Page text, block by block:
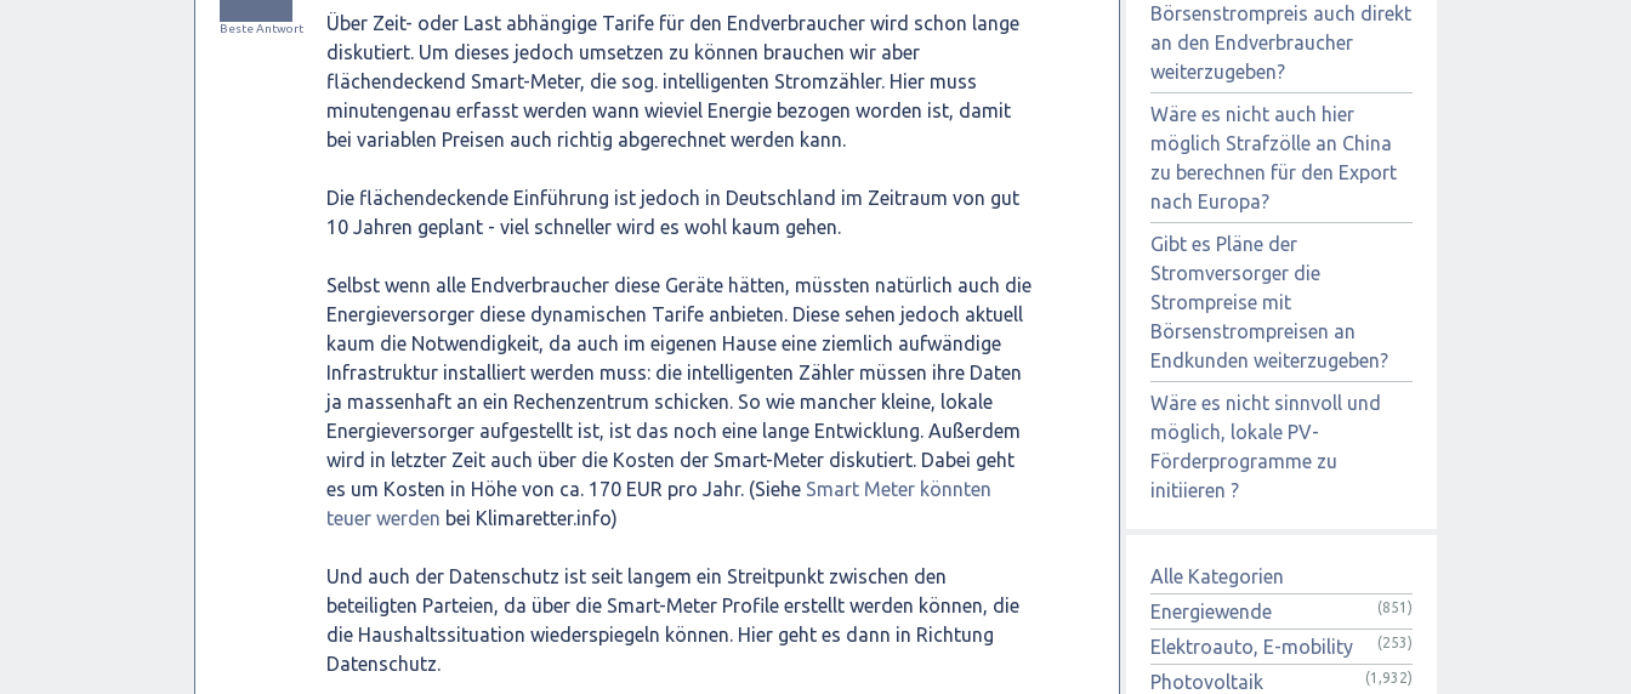
Beste Antwort
Über Zeit- oder Last abhängige Tarife für den Endverbraucher wird schon lange
diskutiert. Um dieses jedoch umsetzen zu können brauchen wir aber
flächendeckend Smart-Meter, die sog. intelligenten Stromzähler. Hier muss
minutengenau erfasst werden wann wieviel Energie bezogen worden ist, damit
bei variablen Preisen auch richtig abgerechnet werden kann.
Die flächendeckende Einführung ist jedoch in Deutschland im Zeitraum von gut
10 Jahren geplant - viel schneller wird es wohl kaum gehen.
Selbst wenn alle Endverbraucher diese Geräte hätten, müssten natürlich auch die
Energieversorger diese dynamischen Tarife anbieten. Diese sehen jedoch aktuell
kaum die Notwendigkeit, da auch im eigenen Hause eine ziemlich aufwändige
Infrastruktur installiert werden muss: die intelligenten Zähler müssen ihre Daten
ja massenhaft an ein Rechenzentrum schicken. So wie mancher kleine, lokale
Energieversorger aufgestellt ist, ist das noch eine lange Entwicklung. Außerdem
wird in letzter Zeit auch über die Kosten der Smart-Meter diskutiert. Dabei geht
es um Kosten in Höhe von ca. 170 EUR pro Jahr. (Siehe Smart Meter könnten
teuer werden bei Klimaretter.info)
Und auch der Datenschutz ist seit langem ein Streitpunkt zwischen den
beteiligten Parteien, da über die Smart-Meter Profile erstellt werden können, die
die Haushaltssituation wiederspiegeln können. Hier geht es dann in Richtung
Datenschutz.
Börsenstrompreis auch direkt
an den Endverbraucher
weiterzugeben?
Wäre es nicht auch hier
möglich Strafzölle an China
zu berechnen für den Export
nach Europa?
Gibt es Pläne der
Stromversorger die
Strompreise mit
Börsenstrompreisen an
Endkunden weiterzugeben?
Wäre es nicht sinnvoll und
möglich, lokale PV-
Förderprogramme zu
initiieren ?
Alle Kategorien
Energiewende
(851)
Elektroauto, E-mobility (253)
Photovoltaik (1,932)